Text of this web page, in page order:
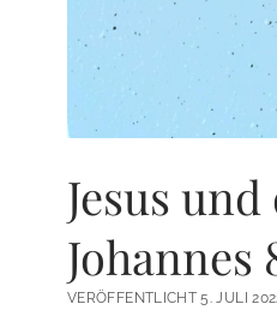
Jesus
Johannes
VERÖFFENTLICHT 5. JULI